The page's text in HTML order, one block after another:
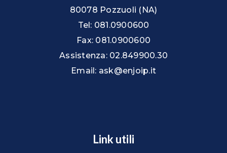
80078 Pozzuoli (NA)
Tel: 081.0900600
Fax: 081.0900600
Assistenza: 02.849900.30
Email: ask@enjoip.it
Link utili